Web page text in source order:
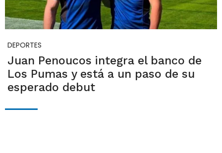
DEPORTES
Juan Penoucos integra el banco de
Los Pumas y está a un paso de su
esperado debut